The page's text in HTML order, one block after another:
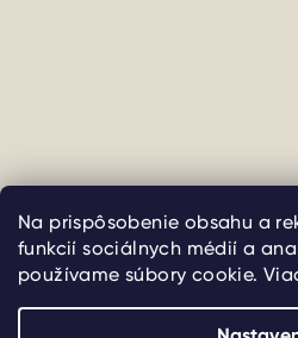
Na prispôsobenie obsahu a
funkcií sociálnych médií a
používame súbory cookie.
Sledovať na
Copyright 2026uliate. Všetky